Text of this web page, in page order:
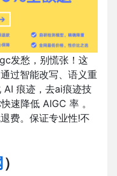
发愁，别慌张！这
过智能改写、语义重
AI 痕迹，去ai痕迹技
速降低 AIGC 率 。
费。保证专业性!不
）